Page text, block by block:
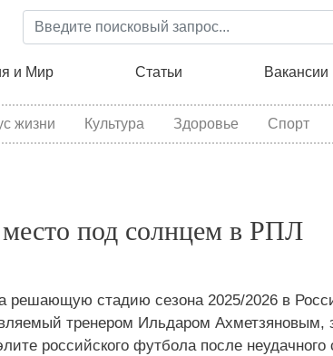
Перейти
к
содержанию
и Мир Статьи Вакансии
жизни Культура Здоровье Спорт
под солнцем в РПЛ
решающую стадию сезона 2025/2026 в
тренером Ильдаром Ахметзяновым,
российского футбола после неудачного